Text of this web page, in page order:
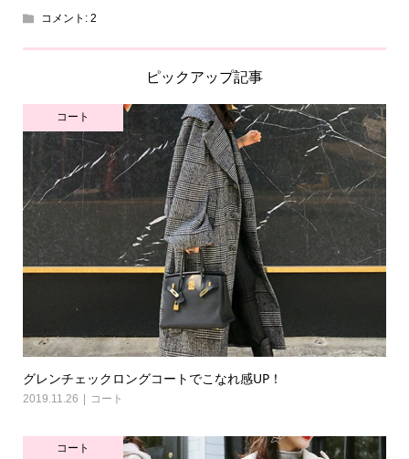
コメント: 2
ピックアップ記事
コート
グレンチェックロングコートでこなれ感UP！
2019.11.26 コート
コート